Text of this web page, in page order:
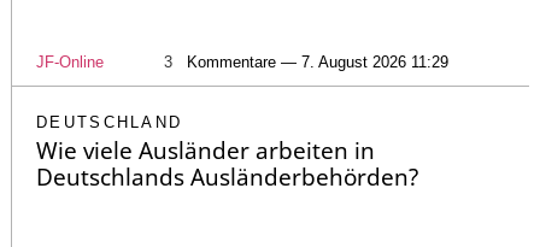
JF-Online 3 Kommentare — 7. August 2026 11:29
DEUTSCHLAND
Wie viele Ausländer arbeiten in
Deutschlands Ausländerbehörden?